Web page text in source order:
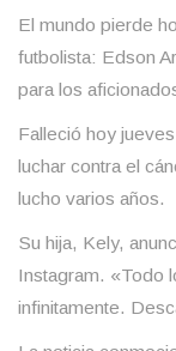
El mundo pierde
futbolista: Edson
para los
Falleció hoy
luchar contra el
lucho varios años.
Su hija, Kely,
Instagram. «Todo
infinitamente.